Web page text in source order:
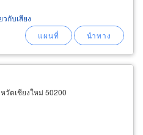
กับเสียง
วัดเชียงใหม่ 50200